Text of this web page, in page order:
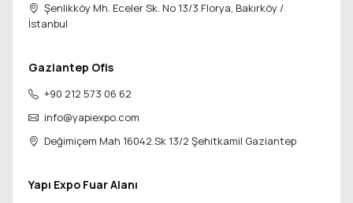
Şenlikköy Mh. Eceler Sk. No 13/3 Florya, Bakırköy /
İstanbul
Gaziantep Ofis
+90 212 573 06 62
info@yapiexpo.com
Değimiçem Mah 16042.Sk 13/2 Şehitkamil Gaziantep
Yapı Expo Fuar Alanı